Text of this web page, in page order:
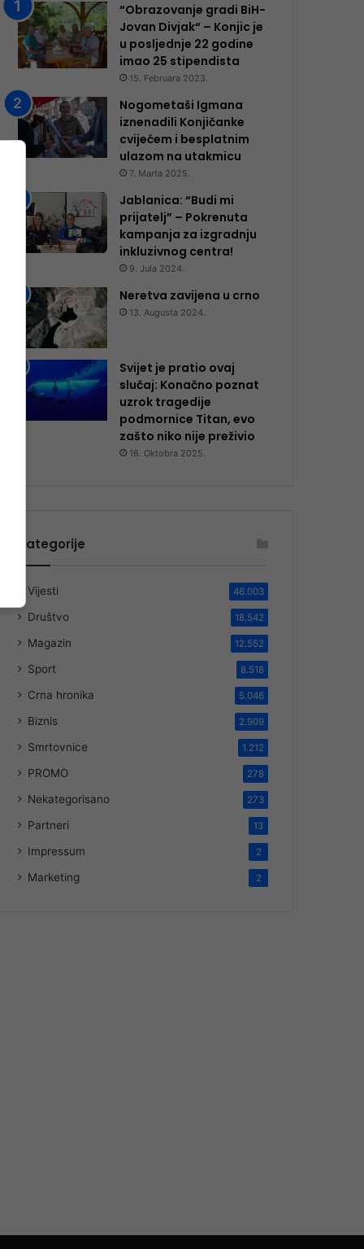
“Obrazovanje gradi BiH-
Jovan Divjak“ – Konjic je
u posljednje 22 godine
imao 25 ​​stipendista
15. Februara 2023.
Nogometaši Igmana
iznenadili Konjičanke
cvijećem i besplatnim
ulazom na utakmicu
7. Marta 2025.
Jablanica: “Budi mi
prijatelj” – Pokrenuta
kampanja za izgradnju
inkluzivnog centra!
9. Jula 2024.
Neretva zavijena u crno
13. Augusta 2024.
Svijet je pratio ovaj
slučaj: Konačno poznat
uzrok tragedije
podmornice Titan, evo
zašto niko nije preživio
16. Oktobra 2025.
Kategorije
Vijesti 46.003
Društvo 18.542
Magazin 12.552
Sport 8.518
Crna hronika 5.046
Biznis 2.909
Smrtovnice 1.212
PROMO 278
Nekategorisano 273
Partneri 13
Impressum 2
Marketing 2